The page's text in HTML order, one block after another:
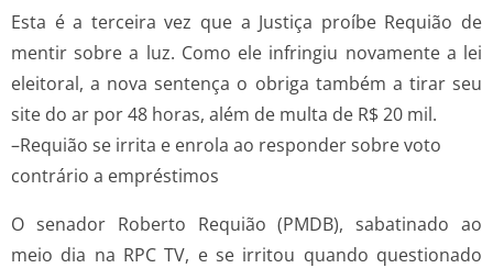
Esta é a terceira vez que a Justiça proíbe Requião de
mentir sobre a luz. Como ele infringiu novamente a lei
eleitoral, a nova sentença o obriga também a tirar seu
site do ar por 48 horas, além de multa de R$ 20 mil.
–Requião se irrita e enrola ao responder sobre voto
contrário a empréstimos
O senador Roberto Requião (PMDB), sabatinado ao
meio dia na RPC TV, e se irritou quando questionado